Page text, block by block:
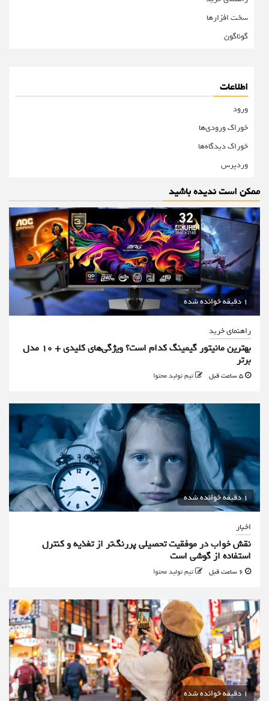
سخت افزارها
گوناگون
اطلاعات
ورود
خوراک ورودی‌ها
خوراک دیدگاه‌ها
وردپرس
ممکن است ندیده باشید
1 دقیقه خوانده شده
راهنمای خرید
بهترین مانیتور گیمینگ کدام است؟ ویژگی‌های کلیدی + 10 مدل
برتر
تیم تولید محتوا
1 دقیقه خوانده شده
اخبار
نقش خواب در موفقیت تحصیلی پررنگ‌تر از تغذیه و کنترل
استفاده از گوشی است
تیم تولید محتوا
1 دقیقه خوانده شده